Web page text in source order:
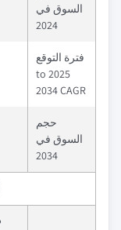
السوق في
2024
فترة التوقع
2025 to
2034 CAGR
حجم
السوق في
2034